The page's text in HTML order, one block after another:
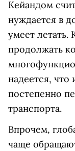
Кейандом
нуждается в
умеет летать.
продолжать
надеется,
постепенно
транспорта.
Впрочем,
чаще